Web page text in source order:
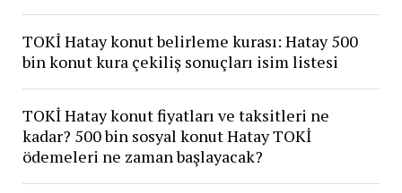
TOKİ Hatay konut belirleme kurası: Hatay 500
bin konut kura çekiliş sonuçları isim listesi
TOKİ Hatay konut fiyatları ve taksitleri ne
kadar? 500 bin sosyal konut Hatay TOKİ
ödemeleri ne zaman başlayacak?